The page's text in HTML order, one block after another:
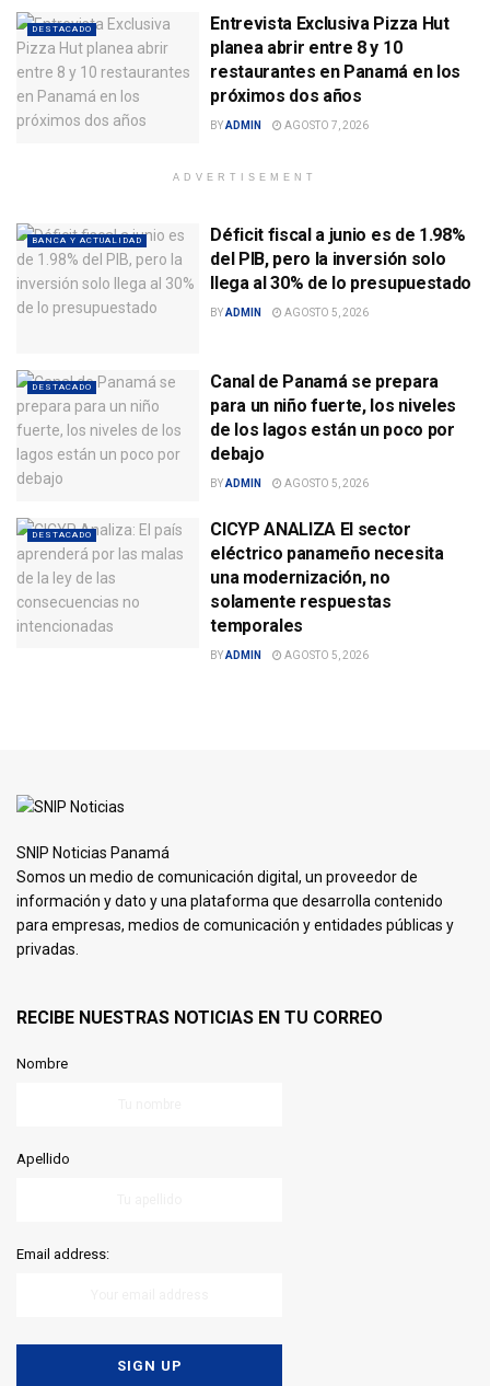
DESTACADO
Entrevista Exclusiva Pizza Hut
planea abrir entre 8 y 10
restaurantes en Panamá en los
próximos dos años
BYADMIN AGOSTO 7, 2026
ADVERTISEMENT
BANCA Y ACTUALIDAD
Déficit fiscal a junio es de 1.98%
del PIB, pero la inversión solo
llega al 30% de lo presupuestado
BYADMIN AGOSTO 5, 2026
DESTACADO
Canal de Panamá se prepara
para un niño fuerte, los niveles
de los lagos están un poco por
debajo
BYADMIN AGOSTO 5, 2026
DESTACADO
CICYP ANALIZA El sector
eléctrico panameño necesita
una modernización, no
solamente respuestas
temporales
BYADMIN AGOSTO 5, 2026
SNIP Noticias Panamá
Somos un medio de comunicación digital, un proveedor de
información y dato y una plataforma que desarrolla contenido
para empresas, medios de comunicación y entidades públicas y
privadas.
RECIBE NUESTRAS NOTICIAS EN TU CORREO
Nombre
Apellido
Email address: